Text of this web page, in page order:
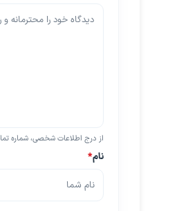
از درج اطلاعات شخصی، شماره
نام*